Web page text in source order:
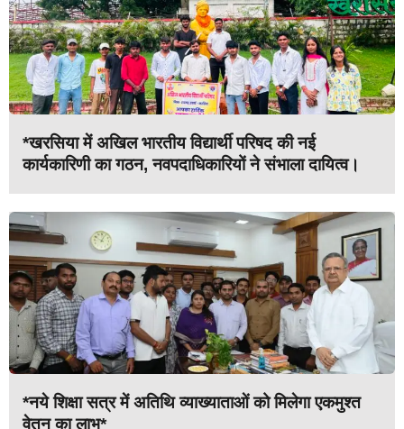
*खरसिया में अखिल भारतीय विद्यार्थी परिषद की नई
कार्यकारिणी का गठन, नवपदाधिकारियों ने संभाला दायित्व।
*नये शिक्षा सत्र में अतिथि व्याख्याताओं को मिलेगा एकमुश्त
वेतन का लाभ*